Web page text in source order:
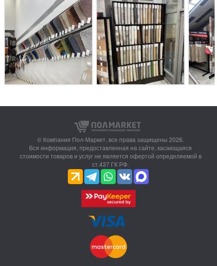
© Компания Пол-Маркет, все права защищены 2026.
Вся информация, предоставленная на сайте, касающаяся
стоимости товаров и услуг не является офертой определяемой в
ст.437 ГК РФ.